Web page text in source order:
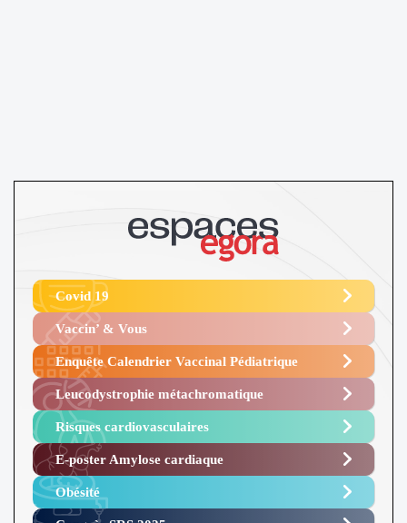
Covid 19
Vaccin’ & Vous
Enquête Calendrier Vaccinal Pédiatrique
Leucodystrophie métachromatique
Risques cardiovasculaires
E-poster Amylose cardiaque ​
Obésité ​